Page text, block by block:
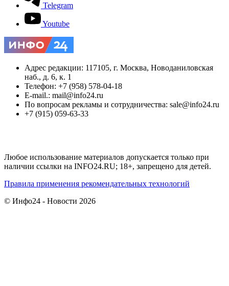
Telegram
Youtube
Адрес редакции: 117105, г. Москва, Новоданиловская
наб., д. 6, к. 1
Телефон: +7 (958) 578-04-18
E-mail.: mail@info24.ru
По вопросам рекламы и сотрудничества: sale@info24.ru
+7 (915) 059-63-33
Любое использование материалов допускается только при
наличии ссылки на INFO24.RU; 18+, запрещено для детей.
Правила применения рекомендательных технологий
© Инфо24 - Новости 2026